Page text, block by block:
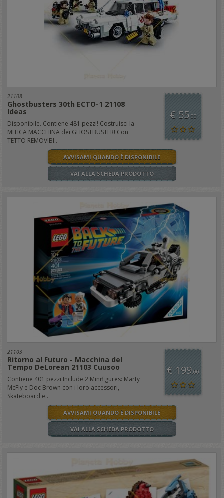
21108
Ghostbusters 30th ECTO-1 21108
Ideas
Disponibile. Contiene 481 pezzi! Costruisci la
MITICA MACCHINA dei GHOSTBUSTER! Con
TETTO REMOVIBI..
€ 55,00
AVVISAMI QUANDO È DISPONIBILE
VAI ALLA SCHEDA PRODOTTO
21103
Ritorno al Futuro - Macchina del
Tempo DeLorean 21103 Cuusoo
Contiene 401 pezzi.Include 2 Minifigures: Marty
McFly e Doc Brown con i loro accessori,
Skateboard e..
€ 199,00
AVVISAMI QUANDO È DISPONIBILE
VAI ALLA SCHEDA PRODOTTO